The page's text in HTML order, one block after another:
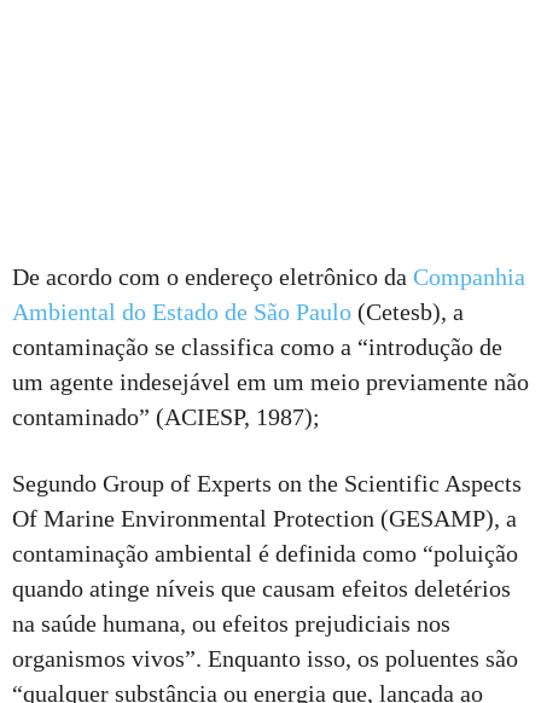
De acordo com o endereço eletrônico da Companhia
Ambiental do Estado de São Paulo (Cetesb), a
contaminação se classifica como a “introdução de
um agente indesejável em um meio previamente não
contaminado” (ACIESP, 1987);
Segundo Group of Experts on the Scientific Aspects
Of Marine Environmental Protection (GESAMP), a
contaminação ambiental é definida como “poluição
quando atinge níveis que causam efeitos deletérios
na saúde humana, ou efeitos prejudiciais nos
organismos vivos”. Enquanto isso, os poluentes são
“qualquer substância ou energia que, lançada ao